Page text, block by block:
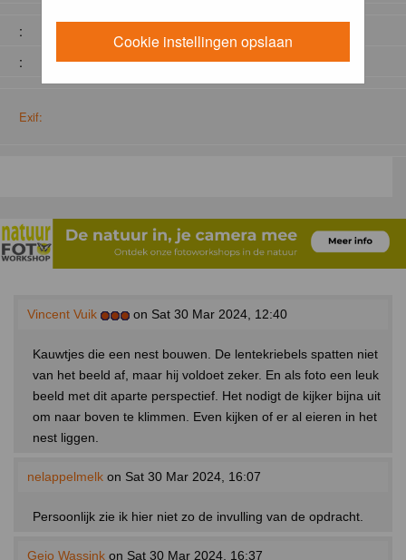
Cookie instellingen opslaan
:
:
Exif:
Vincent Vuik on Sat 30 Mar 2024, 12:40
Kauwtjes die een nest bouwen. De lentekriebels spatten niet
van het beeld af, maar hij voldoet zeker. En als foto een leuk
beeld met dit aparte perspectief. Het nodigt de kijker bijna uit
om naar boven te klimmen. Even kijken of er al eieren in het
nest liggen.
nelappelmelk on Sat 30 Mar 2024, 16:07
Persoonlijk zie ik hier niet zo de invulling van de opdracht.
Gejo Wassink on Sat 30 Mar 2024, 16:37